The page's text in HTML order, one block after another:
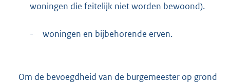
woningen die feitelijk niet worden bewoond).
- woningen en bijbehorende erven.
Om de bevoegdheid van de burgemeester op grond